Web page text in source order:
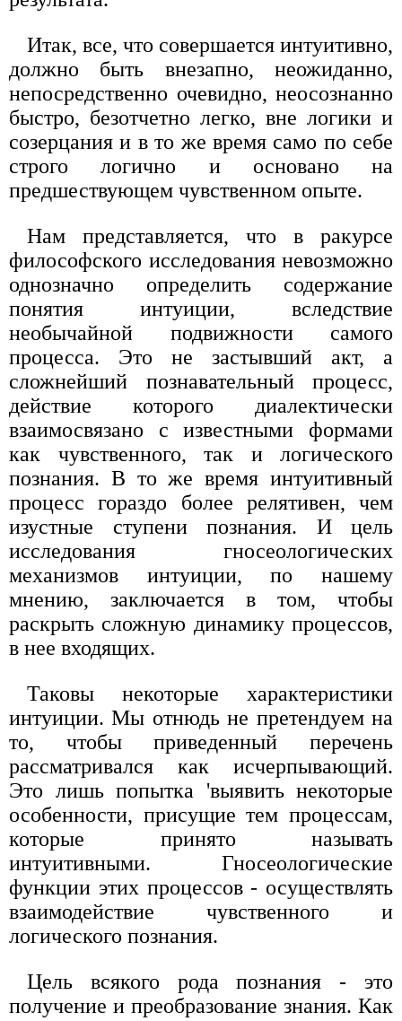
Итак, все, что совершается интуитивно,
должно быть внезапно, неожиданно,
непосредственно очевидно, неосознанно
быстро, безотчетно легко, вне логики и
созерцания и в то же время само по себе
строго логично и основано на
предшествующем чувственном опыте.
Нам представляется, что в ракурсе
философского исследования невозможно
однозначно определить содержание
понятия интуиции, вследствие
необычайной подвижности самого
процесса. Это не застывший акт, а
сложнейший познавательный процесс,
действие которого диалектически
взаимосвязано с известными формами
как чувственного, так и логического
познания. В то же время интуитивный
процесс гораздо более релятивен, чем
изустные ступени познания. И цель
исследования гносеологических
механизмов интуиции, по нашему
мнению, заключается в том, чтобы
раскрыть сложную динамику процессов,
в нее входящих.
Таковы некоторые характеристики
интуиции. Мы отнюдь не претендуем на
то, чтобы приведенный перечень
рассматривался как исчерпывающий.
Это лишь попытка 'выявить некоторые
особенности, присущие тем процессам,
которые принято называть
интуитивными. Гносеологические
функции этих процессов - осуществлять
взаимодействие чувственного и
логического познания.
Цель всякого рода познания - это
получение и преобразование знания. Как